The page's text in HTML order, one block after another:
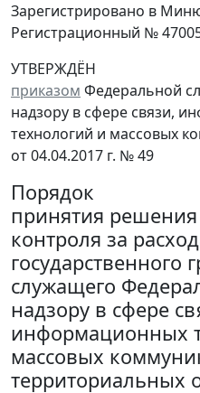
Зарегистрировано в
Регистрационный №
УТВЕРЖДЁН
приказом Федеральной
надзору в сфере связи,
технологий и массовых
от 04.04.2017 г. № 49
Порядок
принятия
контроля за
государственного
служащего
надзору в сфере
информационных
массовых
территориальных